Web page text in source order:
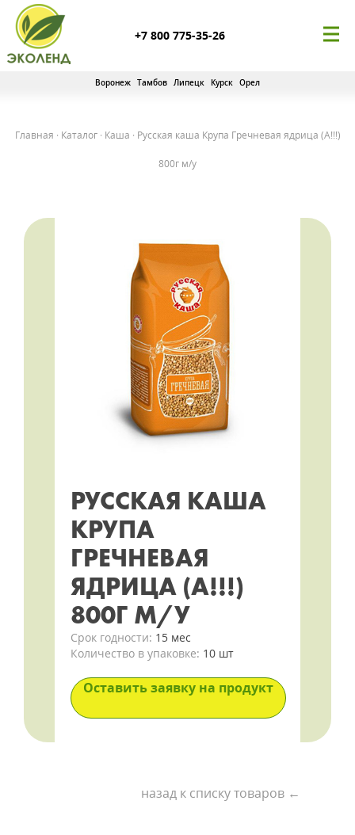
+7 800 775-35-26
Воронеж Тамбов Липецк Курск Орел
Главная · Каталог· Каша · Русская каша Крупа Гречневая ядрица (А!!!)
800г м/у
РУССКАЯ КАША
КРУПА
ГРЕЧНЕВАЯ
ЯДРИЦА (А!!!)
800Г М/У
Срок годности: 15 мес
Количество в упаковке: 10 шт
Оставить заявку на продукт
назад к списку товаров ←